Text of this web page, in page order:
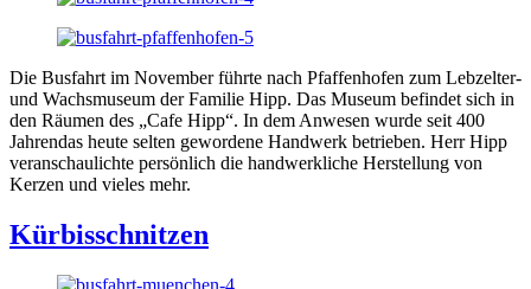
Die Busfahrt im November führte nach Pfaffenhofen zum Lebzelter-
und Wachsmuseum der Familie Hipp. Das Museum befindet sich in
den Räumen des „Cafe Hipp“. In dem Anwesen wurde seit 400
Jahrendas heute selten gewordene Handwerk betrieben. Herr Hipp
veranschaulichte persönlich die handwerkliche Herstellung von
Kerzen und vieles mehr.
Kürbisschnitzen